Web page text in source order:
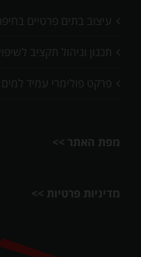
עיצוב בתים פרטיים
תכנון וניהול תקציב
פרקט פולימרי עמיד למים
מפת האתר >>
מדיניות פרטיות >>